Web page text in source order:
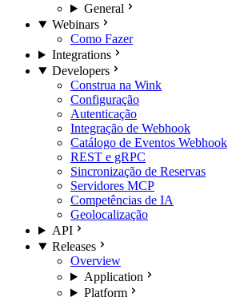
General
Webinars
Como Fazer
Integrations
Developers
Construa na Wink
Configuração
Autenticação
Integração de Webhook
Catálogo de Eventos Webhook
REST e gRPC
Sincronização de Reservas
Servidores MCP
Competências de IA
Geolocalização
API
Releases
Overview
Application
Platform